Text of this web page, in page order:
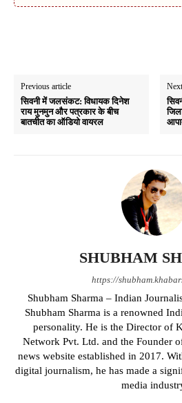
Previous article
सिवनी में जलसंकट: विधायक दिनेश
राय मुनमुन और पत्रकार के बीच
बातचीत का ऑडियो वायरल
SHUBHAM
https://
Shubham Sharma – Indian
Shubham Sharma is a renowned
personality. He is the Director of
Network Pvt. Ltd. and the Founder
news website established in 2017.
digital journalism, he has made a
media